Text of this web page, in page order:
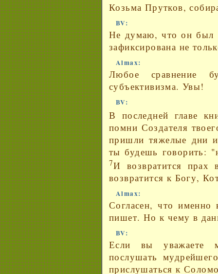
Козьма Прутков,
BV:
Не думаю, что он был
зафиксирована не
Almax:
Любое сравнение
субъективизма. Увы!
BV:
В последней главе
помни Создателя
пришли тяжелые дни
ты будешь говорить:
7И возвратится
возвратится к Богу,
Almax:
Согласен, что
пишет. Но к чему в
BV:
Если вы уважаете
послушать
прислушаться к